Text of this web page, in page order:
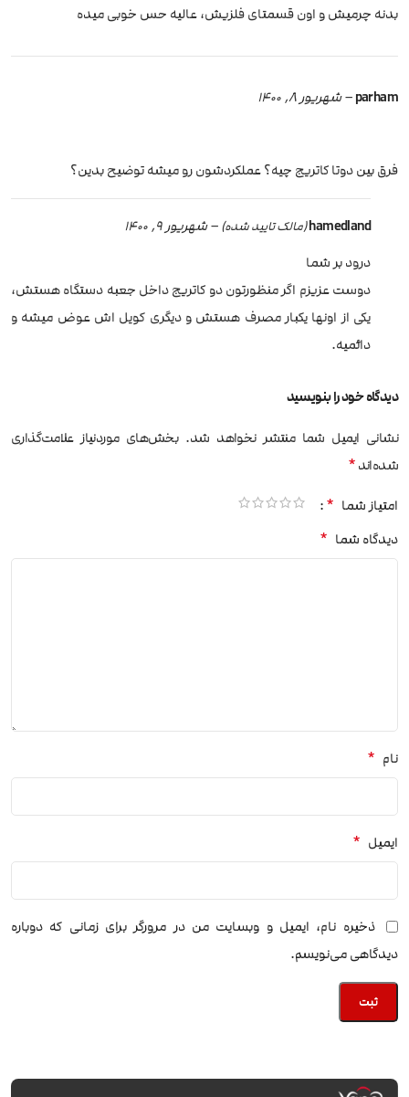
بدنه چرمیش و اون قسمتای فلزیش، عالیه حس خوبی میده
parham
– شهریور 8, 1400
فرق بین دوتا کاتریج چیه؟ عملکردشون رو میشه توضیح بدین؟
hamedland(مالک تایید شده) – شهریور 9, 1400
درود بر شما
دوست عزیزم اگر منظورتون دو کاتریج داخل جعبه دستگاه هستش،
یکی از اونها یکبار مصرف هستش و دیگری کویل اش عوض میشه و
دائمیه.
دیدگاه خود را بنویسید
نشانی ایمیل شما منتشر نخواهد شد. بخش‌های موردنیاز علامت‌گذاری
شده‌اند*
امتیاز شما *
دیدگاه شما *
نام *
ایمیل *
ذخیره نام، ایمیل و وبسایت من در مرورگر برای زمانی که دوباره
دیدگاهی می‌نویسم.